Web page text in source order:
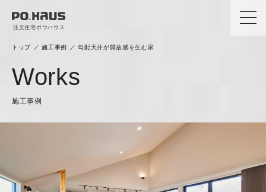
注文住宅ポウハウス
トップ ／施工事例 ／勾配天井が開放感を生む家
Works
施工事例